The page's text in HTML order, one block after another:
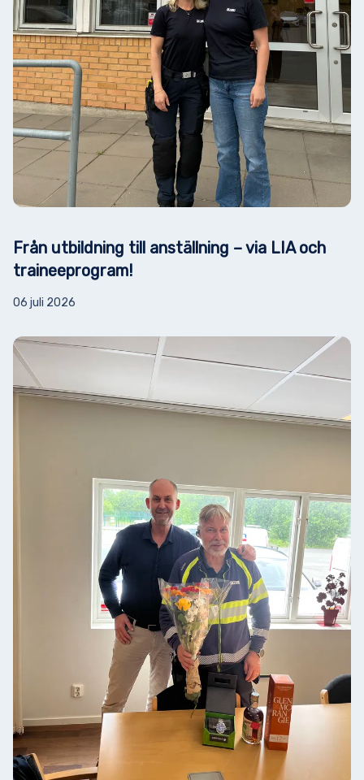
Från utbildning till anställning – via LIA och
traineeprogram!
06 juli 2026